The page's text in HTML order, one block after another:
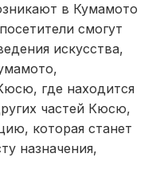
в Кумамото
смогут
искусства,
где находится
частей Кюсю,
которая станет
назначения,